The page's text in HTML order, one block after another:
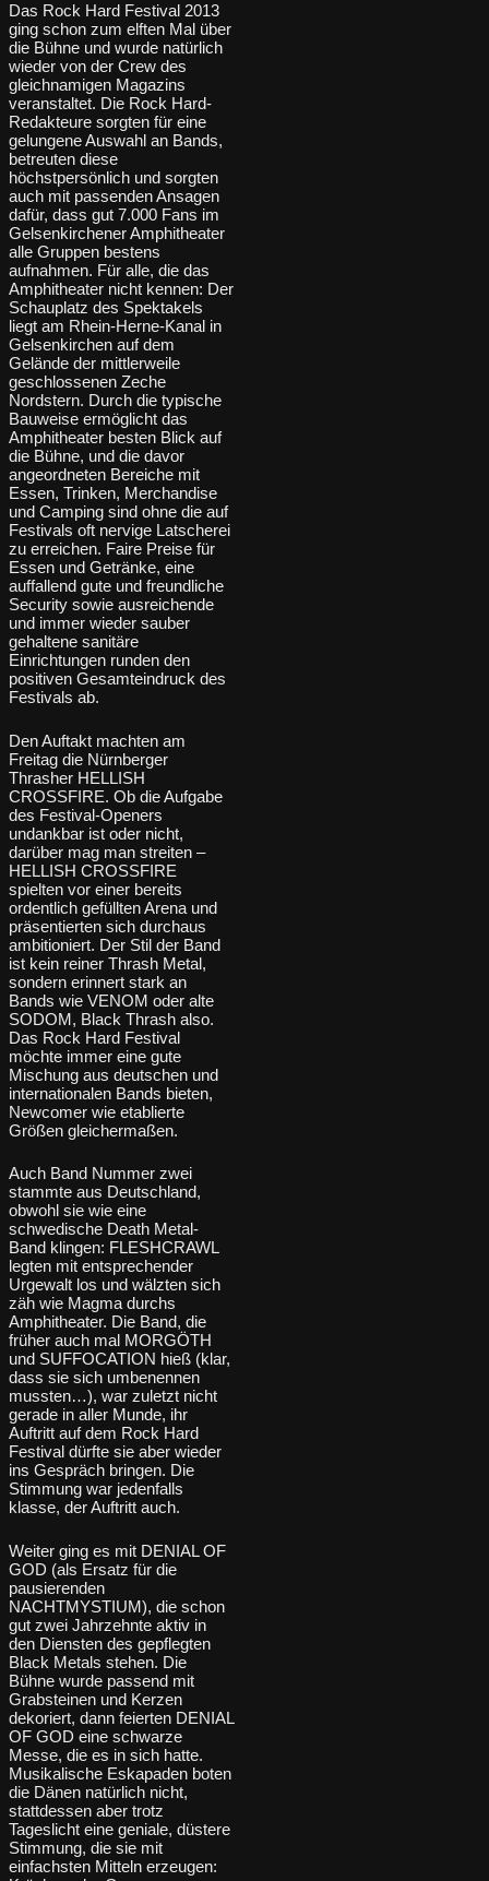
Das Rock Hard Festival 2013
ging schon zum elften Mal über
die Bühne und wurde natürlich
wieder von der Crew des
gleichnamigen Magazins
veranstaltet. Die Rock Hard-
Redakteure sorgten für eine
gelungene Auswahl an Bands,
betreuten diese
höchstpersönlich und sorgten
auch mit passenden Ansagen
dafür, dass gut 7.000 Fans im
Gelsenkirchener Amphitheater
alle Gruppen bestens
aufnahmen. Für alle, die das
Amphitheater nicht kennen: Der
Schauplatz des Spektakels
liegt am Rhein-Herne-Kanal in
Gelsenkirchen auf dem
Gelände der mittlerweile
geschlossenen Zeche
Nordstern. Durch die typische
Bauweise ermöglicht das
Amphitheater besten Blick auf
die Bühne, und die davor
angeordneten Bereiche mit
Essen, Trinken, Merchandise
und Camping sind ohne die auf
Festivals oft nervige Latscherei
zu erreichen. Faire Preise für
Essen und Getränke, eine
auffallend gute und freundliche
Security sowie ausreichende
und immer wieder sauber
gehaltene sanitäre
Einrichtungen runden den
positiven Gesamteindruck des
Festivals ab.
Den Auftakt machten am
Freitag die Nürnberger
Thrasher HELLISH
CROSSFIRE. Ob die Aufgabe
des Festival-Openers
undankbar ist oder nicht,
darüber mag man streiten –
HELLISH CROSSFIRE
spielten vor einer bereits
ordentlich gefüllten Arena und
präsentierten sich durchaus
ambitioniert. Der Stil der Band
ist kein reiner Thrash Metal,
sondern erinnert stark an
Bands wie VENOM oder alte
SODOM, Black Thrash also.
Das Rock Hard Festival
möchte immer eine gute
Mischung aus deutschen und
internationalen Bands bieten,
Newcomer wie etablierte
Größen gleichermaßen.
Auch Band Nummer zwei
stammte aus Deutschland,
obwohl sie wie eine
schwedische Death Metal-
Band klingen: FLESHCRAWL
legten mit entsprechender
Urgewalt los und wälzten sich
zäh wie Magma durchs
Amphitheater. Die Band, die
früher auch mal MORGÖTH
und SUFFOCATION hieß (klar,
dass sie sich umbenennen
mussten…), war zuletzt nicht
gerade in aller Munde, ihr
Auftritt auf dem Rock Hard
Festival dürfte sie aber wieder
ins Gespräch bringen. Die
Stimmung war jedenfalls
klasse, der Auftritt auch.
Weiter ging es mit DENIAL OF
GOD (als Ersatz für die
pausierenden
NACHTMYSTIUM), die schon
gut zwei Jahrzehnte aktiv in
den Diensten des gepflegten
Black Metals stehen. Die
Bühne wurde passend mit
Grabsteinen und Kerzen
dekoriert, dann feierten DENIAL
OF GOD eine schwarze
Messe, die es in sich hatte.
Musikalische Eskapaden boten
die Dänen natürlich nicht,
stattdessen aber trotz
Tageslicht eine geniale, düstere
Stimmung, die sie mit
einfachsten Mitteln erzeugen: